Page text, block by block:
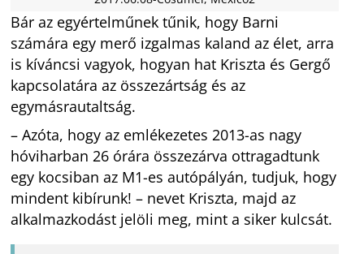
Bár az egyértelműnek tűnik, hogy Barni
számára egy merő izgalmas kaland az élet, arra
is kíváncsi vagyok, hogyan hat Kriszta és Gergő
kapcsolatára az összezártság és az
egymásrautaltság.
– Azóta, hogy az emlékezetes 2013-as nagy
hóviharban 26 órára összezárva ottragadtunk
egy kocsiban az M1-es autópályán, tudjuk, hogy
mindent kibírunk! – nevet Kriszta, majd az
alkalmazkodást jelöli meg, mint a siker kulcsát.